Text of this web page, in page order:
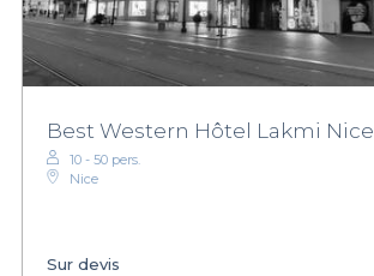
Best Western Hôtel Lakmi Nice
10 - 50 pers.
Nice
Sur devis